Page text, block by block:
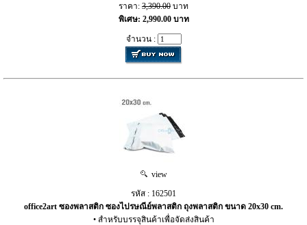
ราคา: 3,390.00 บาท
พิเศษ: 2,990.00 บาท
จำนวน :
view
รหัส : 162501
office2art ซองพลาสติก ซองไปรษณีย์พลาสติก ถุงพลาสติก ขนาด 20x30 cm.
• สำหรับบรรจุสินค้าเพื่อจัดส่งสินค้า